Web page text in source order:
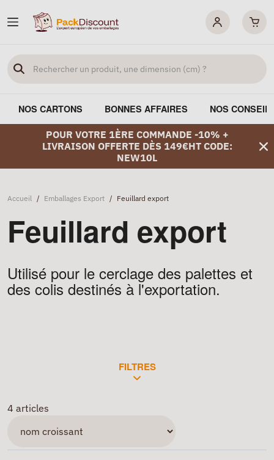
NOS CARTONS BONNES AFFAIRES NOS
POUR VOTRE 1ÈRE COMMANDE -10% +
LIVRAISON OFFERTE DÈS 149€HT CODE:
NEW10L
Accueil / Emballages Export / Feuillard export
Feuillard export
Utilisé pour le cerclage des palettes et
des colis destinés à l'exportation.
FILTRES
4 articles